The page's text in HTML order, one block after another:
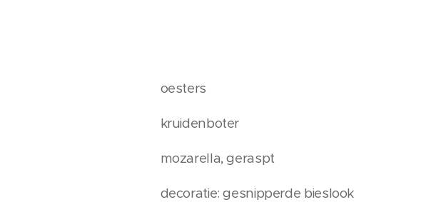
oesters
kruidenboter
mozarella, geraspt
decoratie: gesnipperde bieslook